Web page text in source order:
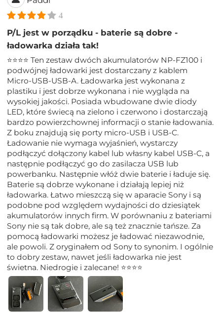
4
P/L jest w porządku - baterie są dobre -
ładowarka działa tak!
⭐⭐⭐⭐ Ten zestaw dwóch akumulatorów NP-FZ100 i
podwójnej ładowarki jest dostarczany z kablem
Micro-USB-USB-A. Ładowarka jest wykonana z
plastiku i jest dobrze wykonana i nie wygląda na
wysokiej jakości. Posiada wbudowane dwie diody
LED, które świecą na zielono i czerwono i dostarczają
bardzo powierzchownej informacji o stanie ładowania.
Z boku znajdują się porty micro-USB i USB-C.
Ładowanie nie wymaga wyjaśnień, wystarczy
podłączyć dołączony kabel lub własny kabel USB-C, a
następnie podłączyć go do zasilacza USB lub
powerbanku. Następnie włóż dwie baterie i ładuje się.
Baterie są dobrze wykonane i działają lepiej niż
ładowarka. Łatwo mieszczą się w aparacie Sony i są
podobne pod względem wydajności do dziesiątek
akumulatorów innych firm. W porównaniu z bateriami
Sony nie są tak dobre, ale są też znacznie tańsze. Za
pomocą ładowarki możesz je ładować niezawodnie,
ale powoli. Z oryginałem od Sony to synonim. I ogólnie
to dobry zestaw, nawet jeśli ładowarka nie jest
świetna. Niedrogie i zalecane! ⭐⭐⭐⭐